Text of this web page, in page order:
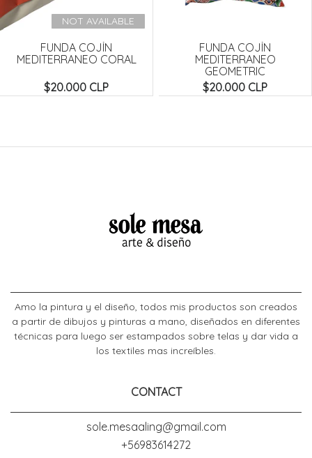
NOT AVAILABLE
FUNDA COJÍN
MEDITERRANEO CORAL
$20.000 CLP
FUNDA COJÍN
MEDITERRANEO
GEOMETRIC
$20.000 CLP
Amo la pintura y el diseño, todos mis productos son creados
a partir de dibujos y pinturas a mano, diseñados en diferentes
técnicas para luego ser estampados sobre telas y dar vida a
los textiles mas increíbles.
CONTACT
sole.mesaaling@gmail.com
+56983614272